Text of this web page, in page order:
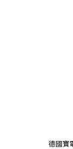
德國寶